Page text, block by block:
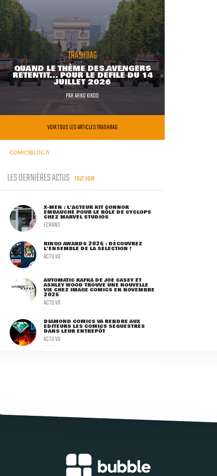
TRASHBAG
QUAND LE THÈME DES AVENGERS
RETENTIT... POUR LE DÉFILÉ DU 14
JUILLET 2026
PARARNO KIKOO
VOIR TOUS LES ARTICLES TRASHBAG
COMICSBLOG.fr
LES DERNIÈRES ACTUS TOUT VOIR
X-MEN : L'ACTEUR KIT CONNOR
EMBAUCHÉ POUR LE RÔLE DE CYCLOPS
CHEZ MARVEL STUDIOS
ECRANS
RINGO AWARDS 2026 : DÉCOUVREZ
L'ENSEMBLE DE LA SÉLECTION !
ACTU VO
AUTOMATIC KAFKA DE JOE CASEY ET
ASHLEY WOOD TROUVE UNE NOUVELLE
VIE CHEZ IMAGE COMICS EN NOVEMBRE
2026
ACTU VO
DIAMOND COMICS VA RENDRE AUX
ÉDITEURS LES COMICS SÉQUESTRÉS
DANS LEUR ENTREPÔT
ACTU VO